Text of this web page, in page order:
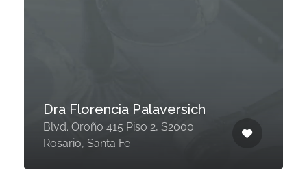
Dra Florencia Palaversich
Blvd. Oroño 415 Piso 2, S2000
Rosario, Santa Fe